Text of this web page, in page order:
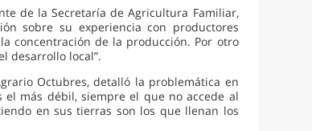
de la Secretaría de Agricultura Familiar,
sobre su experiencia con productores
concentración de la producción. Por otro
desarrollo local”.
Octubres, detalló la problemática en
más débil, siempre el que no accede al
en sus tierras son los que llenan los